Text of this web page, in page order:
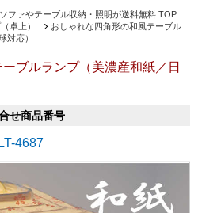
ファやテーブル収納・照明が送料無料 TOP
卓上）
おしゃれな四角形の和風テーブル
対応）
ブルランプ（美濃産和紙／日
せ商品番号
LT-4687